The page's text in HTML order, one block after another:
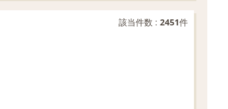
該当件数 : 2451件